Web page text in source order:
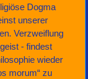
Dogma
unserer
Verzweiflung
- findest
wieder
morum“ zu